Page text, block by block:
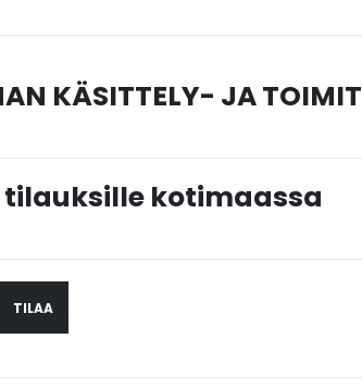
JA
tilauksille kotimaassa
TILAA